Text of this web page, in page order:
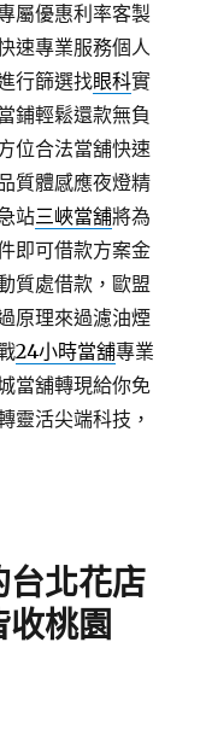
屬優惠利率客製
速專業服務個人
行篩選找眼科實
鋪輕鬆還款無負
位合法當舖快速
質體感應夜燈精
站三峽當舖將為
即可借款方案金
質處借款，歐盟
原理來過濾油煙
24小時當舖專業
當舖轉現給你免
靈活尖端科技，
台北花店
桃園